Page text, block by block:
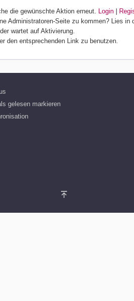
die gewünschte Aktion erneut. Login
Administratoren-Seite zu kommen? Lies
wartet auf Aktivierung.
den entsprechenden Link zu benutzen.
gelesen markieren